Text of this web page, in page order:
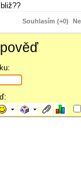
Souhlasím (+0)